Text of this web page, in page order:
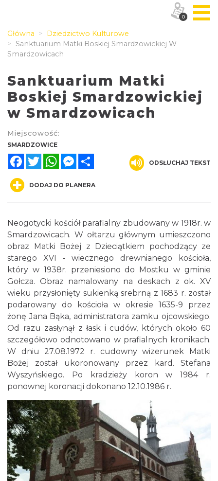
Główna
Dziedzictwo Kulturowe
Sanktuarium Matki Boskiej Smardzowickiej W
Smardzowicach
Sanktuarium Matki
Boskiej Smardzowickiej
w Smardzowicach
Miejscowość:
SMARDZOWICE
FacebookTwitterWhatsAppMessenger
ODSŁUCHAJ TEKST
DODAJ DO PLANERA
Neogotycki kościół parafialny zbudowany w 1918r. w
Smardzowicach. W ołtarzu głównym umieszczono
obraz Matki Bożej z Dzieciątkiem pochodzący ze
starego XVI - wiecznego drewnianego kościoła,
który w 1938r. przeniesiono do Mostku w gminie
Gołcza. Obraz namalowany na deskach z ok. XV
wieku przysłonięty sukienką srebrną z 1683 r. został
podarowany do kościoła w okresie 1635-9 przez
żonę Jana Bąka, administratora zamku ojcowskiego.
Od razu zasłynął z łask i cudów, których około 60
szczegółowo odnotowano w prafialnych kronikach.
W dniu 27.08.1972 r. cudowny wizerunek Matki
Bożej został ukoronowany przez kard. Stefana
Wyszyńskiego. Po kradzieży koron w 1984 r.
ponownej koronacji dokonano 12.10.1986 r.
0